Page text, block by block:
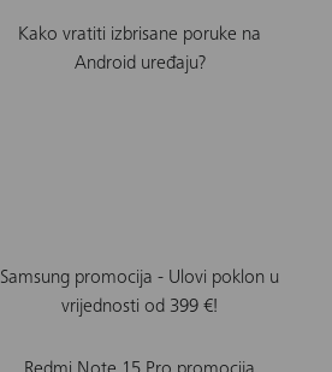
Kako vratiti izbrisane poruke na
Android uređaju?
Samsung promocija - Ulovi poklon u
vrijednosti od 399 €!